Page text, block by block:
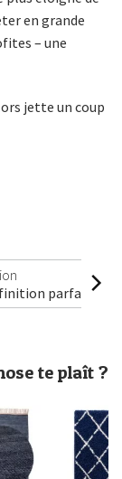
en grande
– une
jette un coup
parfaite
te plaît ?